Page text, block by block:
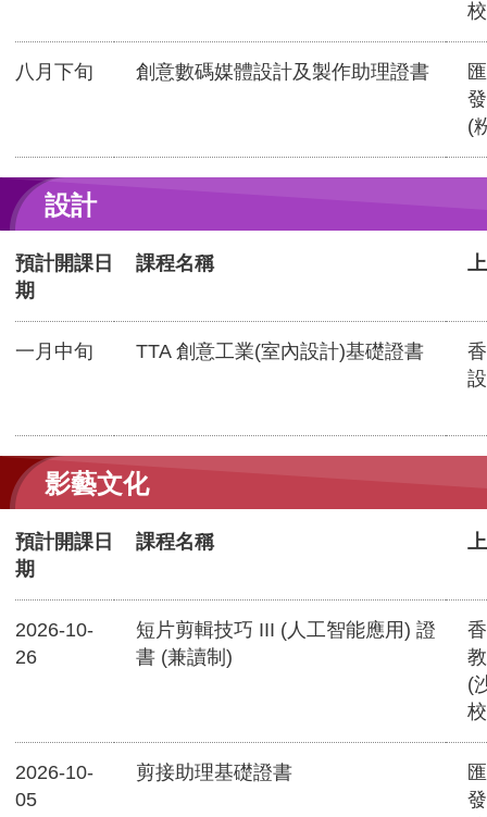
八月下旬 創意數碼媒體設計及製作助理證書
(
設計
預計開課日
期
課程名稱
一月中旬 TTA 創意工業(室內設計)基礎證書
影藝文化
預計開課日
期
課程名稱
2026-10-
26
短片剪輯技巧 III (人工智能應用) 證
書 (兼讀制)
(
2026-10-
05
剪接助理基礎證書